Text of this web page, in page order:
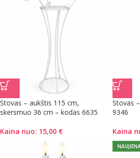
Stovas – aukštis 115 cm,
skersmuo 36 cm – kodas 6635
Kaina nuo: 15,00 €
Stovas
9346
Kaina
NAUJIENA